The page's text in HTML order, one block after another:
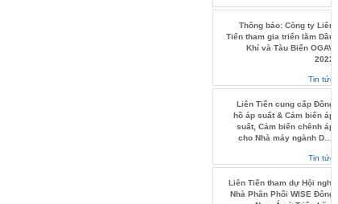
Thông báo: Công ty Liên
Tiến tham gia triển lãm Dầu
Khí và Tàu Biển OGAV
2022
Tin tức
Liên Tiến cung cấp Đồng
hồ áp suất & Cảm biến áp
suất, Cảm biến chênh áp
cho Nhà máy ngành Dầu
Tin tức
Liên Tiến tham dự Hội nghị
Nhà Phân Phối WISE Đông